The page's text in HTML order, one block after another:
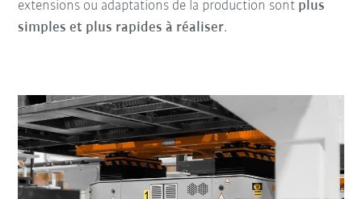
extensions ou adaptations de la production sont plus
simples et plus rapides à réaliser.